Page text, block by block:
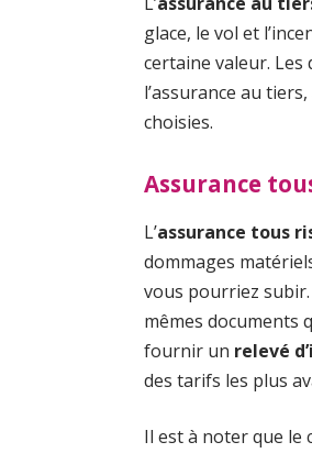
glace, le vol et
certaine valeur.
l’assurance au
choisies.
Assurance
L’assurance tous
dommages
vous pourriez
mêmes documents
fournir un relevé
des tarifs les plus
Il est à noter que le